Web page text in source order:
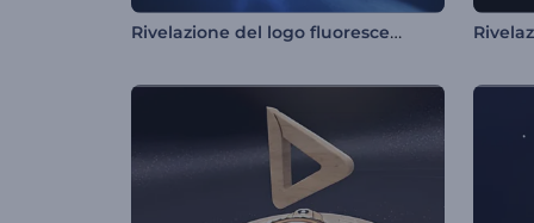
Rivelazione del logo fluorescente